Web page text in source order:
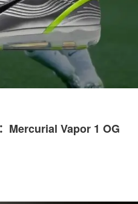
Mercurial Vapor 1 OG